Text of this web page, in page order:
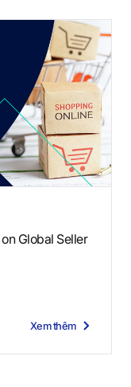
Global Seller
Xem thêm